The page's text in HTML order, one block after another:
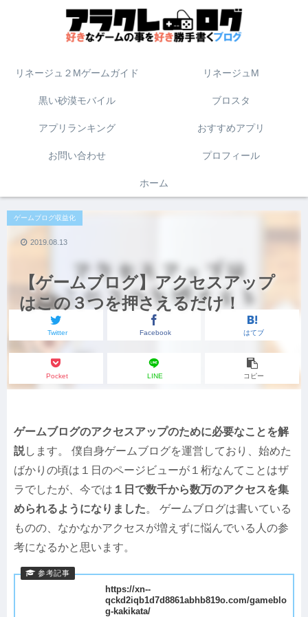
リネージュ２Mゲームガイド リネージュM
黒い砂漠モバイル ブロスタ
アプリランキング おすすめアプリ
お問い合わせ プロフィール
ホーム
【ゲームブログ】アクセスアップ
はこの３つを押さえるだけ！
ゲームブログ収益化
Twitter Facebook はてブ
Pocket LINE コピー
2019.08.13
ゲームブログのアクセスアップのために必要なことを解
説します。 僕自身ゲームブログを運営しており、始めた
ばかりの頃は１日のページビューが１桁なんてことはザ
ラでしたが、今では １日で数千から数万のアクセスを集
められるようになりました。 ゲームブログは書いている
ものの、なかなかアクセスが増えずに悩んでいる人の参
考になるかと思います。
https://xn--
qckd2iqb1d7d8861abhb819o.com/gameblo
g-kakikata/